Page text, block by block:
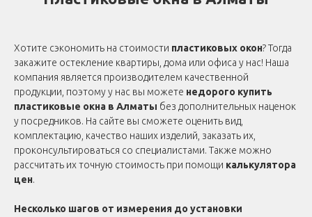
Хотите сэкономить на стоимости пластиковых окон? Тогда
закажите остекление квартиры, дома или офиса у нас! Наша
компания является производителем качественной
продукции, поэтому у нас вы можете недорого купить
пластиковые окна в Алматы без дополнительных наценок
у посредников. На сайте вы сможете оценить вид,
комплектацию, качество наших изделий, заказать их,
проконсультироваться со специалистами. Также можно
рассчитать их точную стоимость при помощи калькулятора
цен.
Несколько шагов от измерения до установки